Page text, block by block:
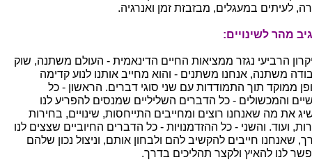
לעיתים במעגלים, מבזבזת זמן ואנרגיה.
מהר לשינויים:
הרביעי נגזר ממציאות החיים הדינאמית - העולם משתנה, שוק
משתנה, אנחנו משתנים - והוא מחייב אותנו לנוע קדימה
ממוקד תוך התמודדות עם שני סוגי דברים. הראשון - כל
והמכשולים - כל הדברים השליליים שמנסים להפריע לנו
את מה שאנחנו רוצים ומחייבים התייחסות, שינויים, בחירות
ועוד. והשני - כל ההזדמנויות - כל הדברים החיוביים שצצים לנו
שאנחנו חייבים להקשיב להם ולבחון אותם, וניצול נכון שלהם
לנו להאיץ ולקצר תהליכים בדרך.